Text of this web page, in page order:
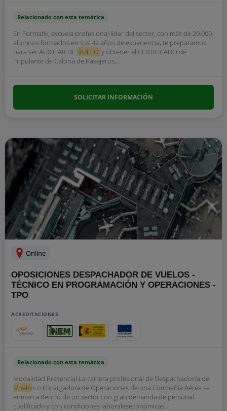
Relacionado con esta temática
En Formatik, escuela profesional líder del sector, con más de 20.000
alumnos formados en sus 42 años de experiencia, te preparamos
para ser AUXILIAR DE VUELO y obtener el CERTIFICADO de
Tripulante de Cabina de Pasajeros,...
SOLICITAR INFORMACIÓN
Online
OPOSICIONES DESPACHADOR DE VUELOS -
TÉCNICO EN PROGRAMACIÓN Y OPERACIONES -
TPO
ACREDITACIONES
Relacionado con esta temática
Modalidad Presencial La carrera profesional de Despachador/a de
Vuelos o Encargado/a de Operaciones de una Compañía Aérea se
enmarca dentro de un sector con gran demanda de personal
cualificado y con condiciones laboraleseconómicas...